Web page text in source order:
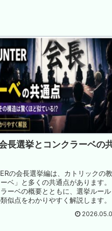
長選挙とコンクラーベの
の会長選挙編は、カトリックの
ベ」と多くの共通点があります。
ーベの概要とともに、選挙ルール
似点をわかりやすく解説します。